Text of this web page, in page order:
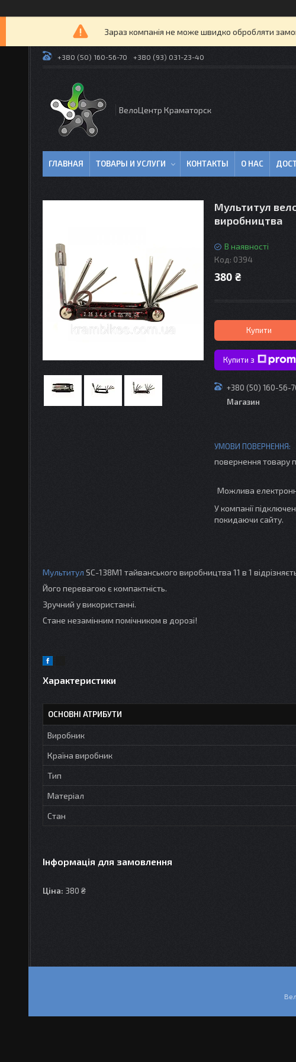
Зараз компанія не може швидко обробляти
+380 (50) 160-56-70 +380 (93) 031-23-40
ВелоЦентр Краматорск
ГЛАВНАЯ ТОВАРЫ И УСЛУГИ КОНТАКТЫ О НАС
Мультитул
виробництва
В наявності
Код: 0394
380 ₴
Купити
Купити з
+380 (50) 160-56-
Магазин
повернення товару
У компанії
покидаючи сайту.
Мультитул SC-138M1 тайванського виробництва 11 в 1
Його перевагою є компактність.
Зручний у використанні.
Стане незамінним помічником в дорозі!
Характеристики
ОСНОВНІ АТРИБУТИ
Виробник
Країна виробник
Тип
Матеріал
Стан
Інформація для замовлення
Ціна: 380 ₴